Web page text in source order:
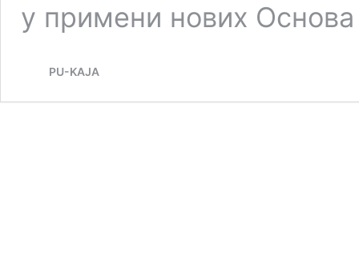
у примени нових
PU-KAJA